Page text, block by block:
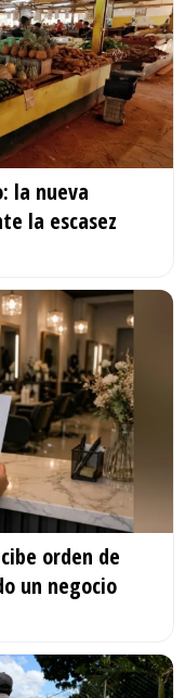
la nueva
la escasez
orden de
un negocio